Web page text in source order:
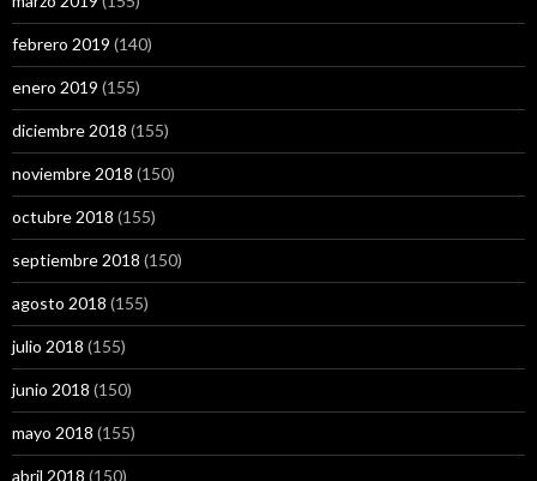
febrero 2019 (140)
enero 2019 (155)
diciembre 2018 (155)
noviembre 2018 (150)
octubre 2018 (155)
septiembre 2018 (150)
agosto 2018 (155)
julio 2018 (155)
junio 2018 (150)
mayo 2018 (155)
abril 2018 (150)